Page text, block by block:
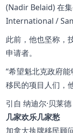
(Nadir Belaid) 在
International /
此前，他也坚称，
申请者。
希望魁北克政府
移民的项目人们，
引自 纳迪尔·贝莱德
几家欢乐几家愁
加拿大执牌移民顾